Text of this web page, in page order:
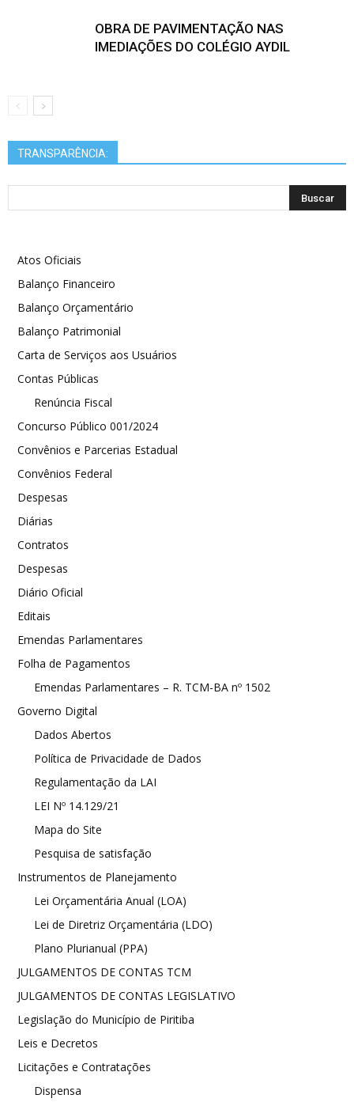
OBRA DE PAVIMENTAÇÃO NAS
IMEDIAÇÕES DO COLÉGIO AYDIL
TRANSPARÊNCIA:
Atos Oficiais
Balanço Financeiro
Balanço Orçamentário
Balanço Patrimonial
Carta de Serviços aos Usuários
Contas Públicas
Renúncia Fiscal
Concurso Público 001/2024
Convênios e Parcerias Estadual
Convênios Federal
Despesas
Diárias
Contratos
Despesas
Diário Oficial
Editais
Emendas Parlamentares
Folha de Pagamentos
Emendas Parlamentares – R. TCM-BA nº 1502
Governo Digital
Dados Abertos
Política de Privacidade de Dados
Regulamentação da LAI
LEI Nº 14.129/21
Mapa do Site
Pesquisa de satisfação
Instrumentos de Planejamento
Lei Orçamentária Anual (LOA)
Lei de Diretriz Orçamentária (LDO)
Plano Plurianual (PPA)
JULGAMENTOS DE CONTAS TCM
JULGAMENTOS DE CONTAS LEGISLATIVO
Legislação do Município de Piritiba
Leis e Decretos
Licitações e Contratações
Dispensa